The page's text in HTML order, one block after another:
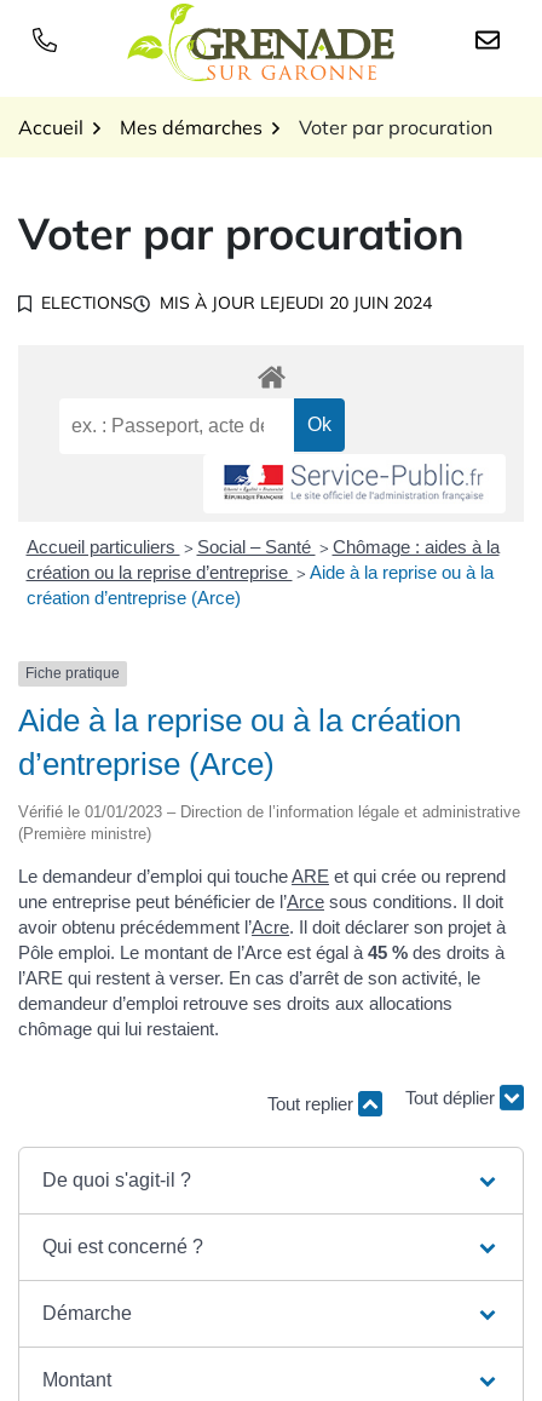
Logo Grenade sur
Accueil Mes démarches Voter par procuration
Voter par procuration
ELECTIONS MIS À JOUR LEJEUDI 20 JUIN 2024
Accueil particuliers > Social – Santé > Chômage : aides à la
création ou la reprise d’entreprise > Aide à la reprise ou à la
création d’entreprise (Arce)
Fiche pratique
Aide à la reprise ou à la création
d’entreprise (Arce)
Vérifié le 01/01/2023 – Direction de l’information légale et administrative
(Première ministre)
Le demandeur d’emploi qui toucheARE et qui crée ou reprend
une entreprise peut bénéficier de l’Arce sous conditions. Il doit
avoir obtenu précédemment l’Acre. Il doit déclarer son projet à
Pôle emploi. Le montant de l’Arce est égal à 45 % des droits à
l’ARE qui restent à verser. En cas d’arrêt de son activité, le
demandeur d’emploi retrouve ses droits aux allocations
chômage qui lui restaient.
Tout replier Tout déplier
De quoi s'agit-il ?
Qui est concerné ?
Démarche
Montant